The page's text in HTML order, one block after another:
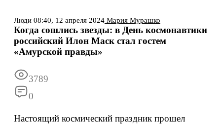
Информация Подписка
Люди 08:40, 12 апреля 2024 Мария Мурашко
Когда сошлись звезды: в День космонавтики
российский Илон Маск стал гостем
«Амурской правды»
3789
0
Настоящий космический праздник прошел